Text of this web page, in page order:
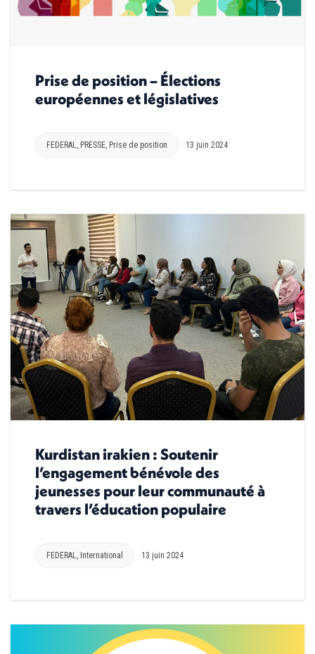
Prise de position – Élections
européennes et législatives
FEDERAL, PRESSE, Prise de position 13 juin 2024
Kurdistan irakien : Soutenir
l’engagement bénévole des
jeunesses pour leur communauté à
travers l’éducation populaire
FEDERAL, International 13 juin 2024